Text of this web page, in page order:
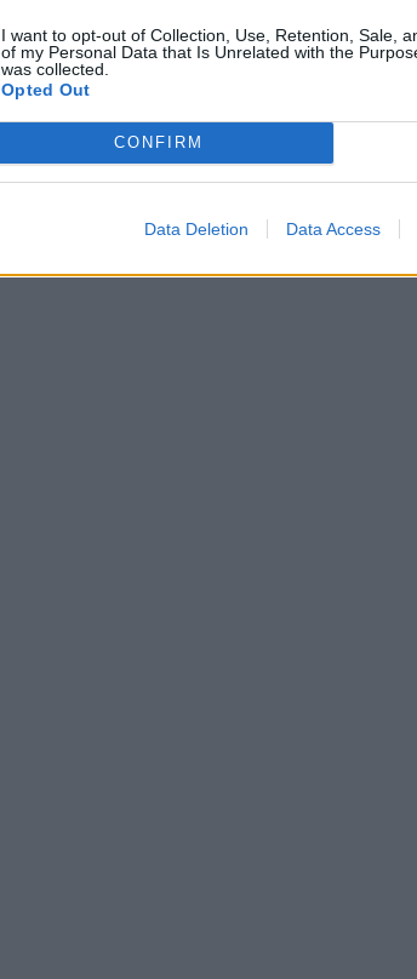
I want to opt-out of Collection, Use, Retention, Sale,
of my Personal Data that Is Unrelated with the
was collected.
Opted Out
CONFIRM
Data Deletion Data Access